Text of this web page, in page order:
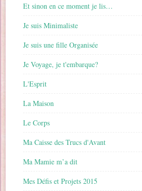
Et sinon en ce moment je lis…
Je suis Minimaliste
Je suis une fille Organisée
Je Voyage, je t'embarque?
L'Esprit
La Maison
Le Corps
Ma Caisse des Trucs d'Avant
Ma Mamie m’a dit
Mes Défis et Projets 2015